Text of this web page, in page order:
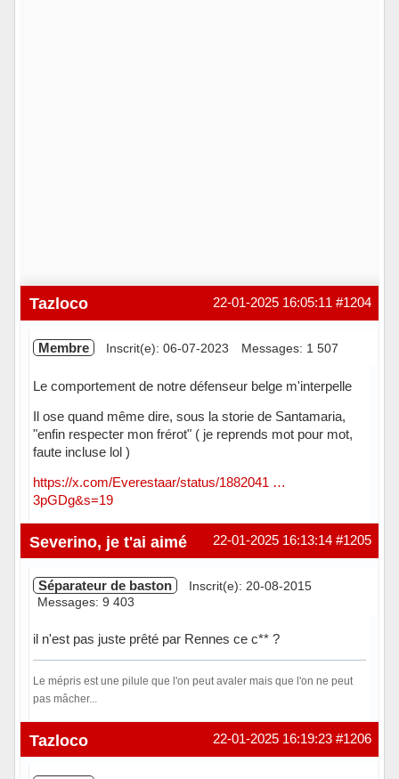
#1204
22-01-2025 16:05:11
Tazloco
Membre Inscrit(e): 06-07-2023 Messages: 1 507
Le comportement de notre défenseur belge m'interpelle
Il ose quand même dire, sous la storie de Santamaria,
"enfin respecter mon frérot" ( je reprends mot pour mot,
faute incluse lol )
https://x.com/Everestaar/status/1882041 …
3pGDg&s=19
Hors ligne #1205
22-01-2025 16:13:14
Severino, je t'ai aimé
Séparateur de baston
Inscrit(e): 20-08-2015
Messages: 9 403
il n'est pas juste prêté par Rennes ce c** ?
Le mépris est une pilule que l'on peut avaler mais que l'on ne peut
pas mâcher...
Hors ligne #1206
22-01-2025 16:19:23
Tazloco